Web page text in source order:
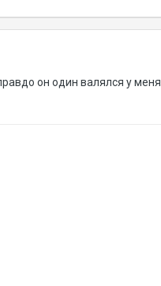
он один валялся у меня